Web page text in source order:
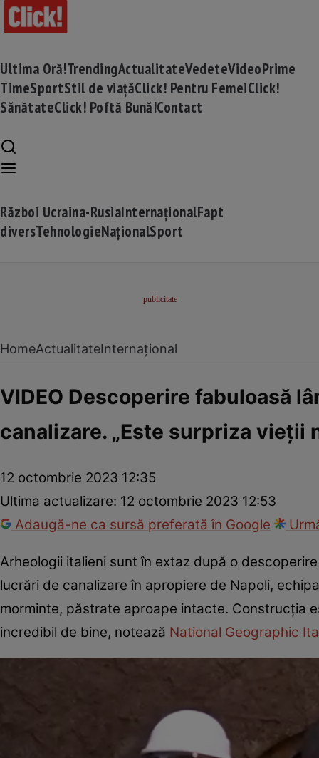
Ultima Oră!TrendingActualitateVedeteVideoPrime
TimeSportStil de viațăClick! Pentru FemeiClick!
SănătateClick! Poftă Bună!Contact
Război Ucraina-RusiaInternaționalFapt
diversTehnologieNaționalSport
HomeActualitateInternațional
VIDEO Descoperire fabuloasă
canalizare. „Este surpriza vieții
12 octombrie 2023 12:35
Ultima actualizare: 12 octombrie 2023 12:53
Adaugă-ne ca sursă preferată în Google
Arheologii italieni sunt în extaz după o
lucrări de canalizare în apropiere de Napoli,
morminte, păstrate aproape intacte. Construcția
incredibil de bine, notează National Geographic